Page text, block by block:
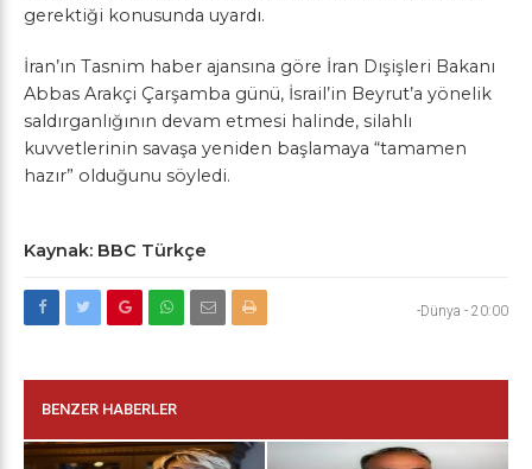
gerektiği konusunda uyardı.
İran’ın Tasnim haber ajansına göre İran Dışişleri Bakanı
Abbas Arakçi Çarşamba günü, İsrail’in Beyrut’a yönelik
saldırganlığının devam etmesi halinde, silahlı
kuvvetlerinin savaşa yeniden başlamaya “tamamen
hazır” olduğunu söyledi.
Kaynak: BBC Türkçe
-Dünya - 20:00
BENZER HABERLER